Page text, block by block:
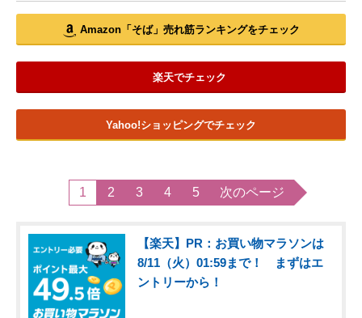
Amazon「そば」売れ筋ランキングをチェック
楽天でチェック
Yahoo!ショッピングでチェック
1 2 3 4 5 次のページ
【楽天】PR：お買い物マラソンは
8/11（火）01:59まで！ まずはエ
ントリーから！